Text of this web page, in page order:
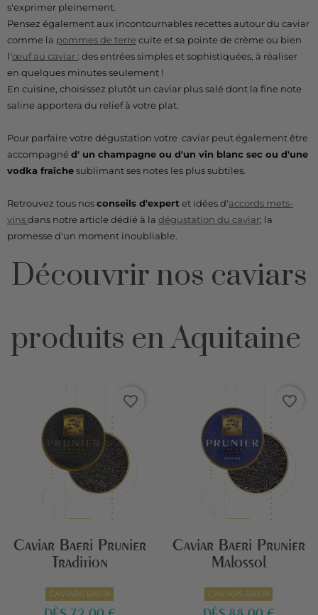
s'exprimer pleinement.
Pensez également aux incontournables recettes autour du caviar
comme la pommes de terre cuite et sa pointe de crème ou bien
l'œuf au caviar : des entrées simples et sophistiquées, à réaliser
en quelques minutes seulement !
En cuisine, choisissez plutôt un caviar plus salé dont la fine note
saline apportera du relief à votre plat.
Pour parfaire votre dégustation votre caviar peut également être
accompagné d' un champagne ou d'un vin blanc sec ou d'une
vodka fraîchesublimant ses notes les plus subtiles.
Retrouvez tous nosconseils d'expert et idées d'accords mets-
vinsdans notre article dédié à la dégustation du caviar; la
promesse d'un moment inoubliable.
Découvrir nos caviars
produits en Aquitaine
favorite_border
Caviar Baeri Prunier
Tradition
CAVIARS BAERI
favorite_border
Caviar Baeri Prunier
Malossol
CAVIARS BAERI